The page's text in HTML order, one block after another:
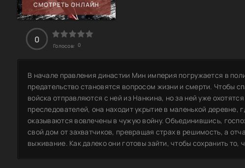
СМОТРЕТЬ ОНЛАЙН
0
Голосов: 0
В начале правления династии Мин империя погружается в
предательство становятся вопросом жизни и смерти. Чтобы
войска отправляются с ней из Нанкина, но за ней уже
преследователей, она находит укрытие в маленькой деревне,
оказываются вовлечены в чужую войну. Объединившись,
свой дом от захватчиков, превращая страх в решимость, а
выживание. Как далеко они готовы зайти, чтобы сохранить то,